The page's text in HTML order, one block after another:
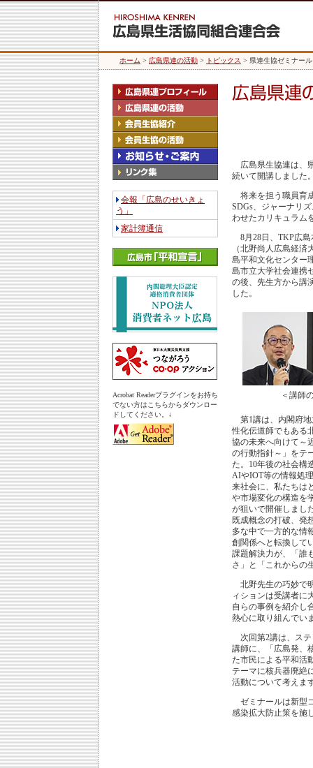
ホーム > 広島県連の活動 > トピックス > 県連生協ゼミナー
会報「広島のせいきょ
う」
家計簿通信
Acrobat Readerプラグインをお持ち
でない方はこちらからダウンロー
ドしてください。↓
広島県生協連は、
続いて開講しました
将来を担う職員育
SDGs、ジャーナリ
わせたカリキュラム
8月28日、TKP広島
（北野尚人広島経
島平和文化センター
島市立大学社会連携
の後、先生方から講
した。
＜講師
第1講は、内閣府地
性化伝道師でもある
協の未来へ向けて～
の行動指針～」をテ
た。10年後の社会構
AIやIOT等の情報処
来社会に、私たちは
や市場変化の構造を
が狙いで開催しまし
既成概念の打破、発
多な中で一方的な情
創関係へと転換して
課題解決力が、「誰
さ」と「これからの
北野先生の巧妙で
ィションは受講者に
自らの事例を紹介し
熱心に取り組んでい
次回第2講は、ステ
講師に、「広島発、
た市民による平和活
テーマに核兵器廃絶
活動について考えま
ゼミナールは新型
感染拡大防止策を施